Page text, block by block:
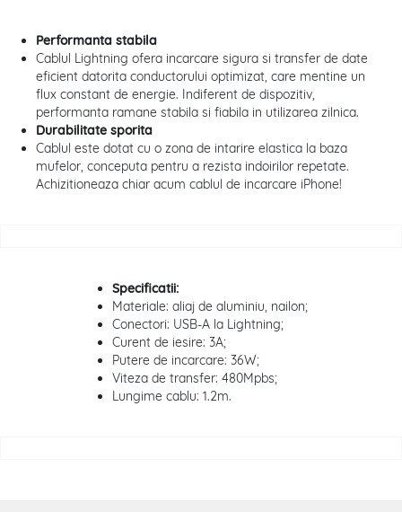
Performanta stabila
Cablul Lightning ofera incarcare sigura si transfer de date
eficient datorita conductorului optimizat, care mentine un
flux constant de energie. Indiferent de dispozitiv,
performanta ramane stabila si fiabila in utilizarea zilnica.
Durabilitate sporita
Cablul este dotat cu o zona de intarire elastica la baza
mufelor, conceputa pentru a rezista indoirilor repetate.
Achizitioneaza chiar acum cablul de incarcare iPhone!
Specificatii:
Materiale: aliaj de aluminiu, nailon;
Conectori: USB-A la Lightning;
Curent de iesire: 3A;
Putere de incarcare: 36W;
Viteza de transfer: 480Mpbs;
Lungime cablu: 1.2m.